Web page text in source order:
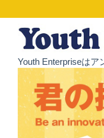
Youth Enterpriseは